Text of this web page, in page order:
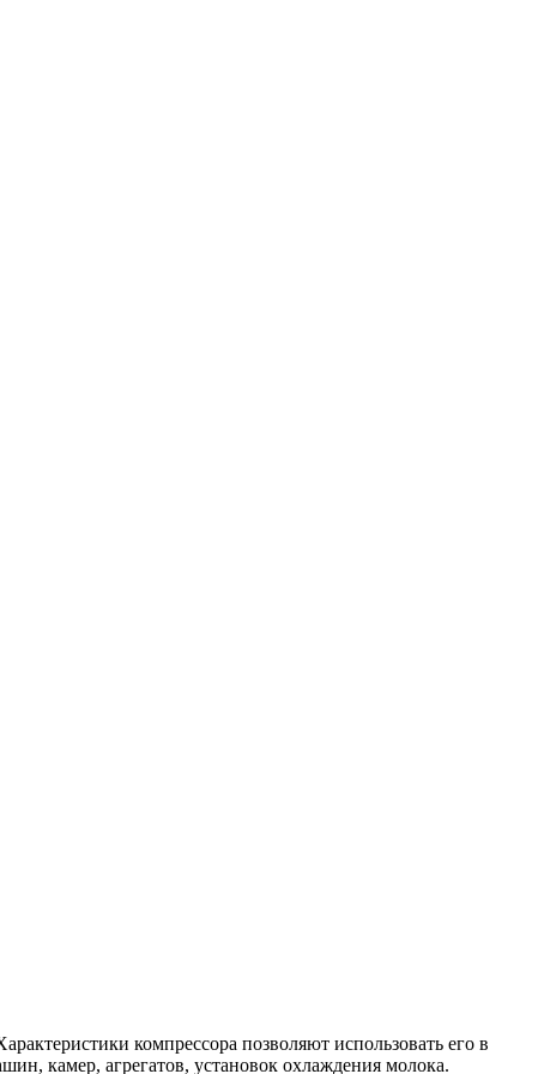
компрессора позволяют использовать его в
камер, агрегатов, установок охлаждения молока.